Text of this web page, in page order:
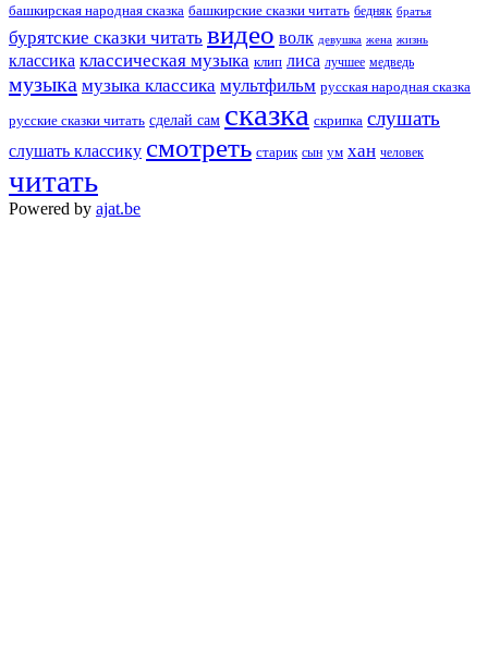
башкирская народная сказка башкирские сказки читать бедняк братья
бурятские сказки читать видео волк девушка жена жизнь
классика классическая музыка клип лиса лучшее медведь
музыка музыка классика мультфильм русская народная сказка
русские сказки читать сделай сам сказка скрипка слушать
слушать классику смотреть старик сын ум хан человек
читать
Powered by ajat.be